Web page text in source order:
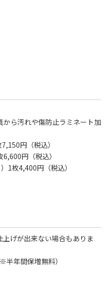
から汚れや傷防止ラミネート加
円（税込）
円（税込）
1枚4,400円（税込）
げが出来ない場合もありま
年間保増無料）